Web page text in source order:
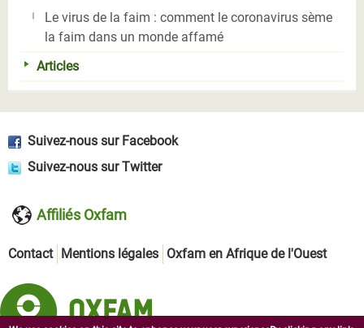
Le virus de la faim : comment le coronavirus sème
la faim dans un monde affamé
Articles
Suivez-nous sur Facebook
Suivez-nous sur Twitter
Affiliés Oxfam
Contact Mentions légales Oxfam en Afrique de l'Ouest